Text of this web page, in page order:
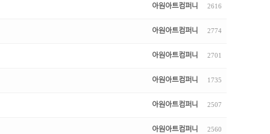
아원아트컴퍼니 2616
아원아트컴퍼니 2774
아원아트컴퍼니 2701
아원아트컴퍼니 1735
아원아트컴퍼니 2507
아원아트컴퍼니 2560